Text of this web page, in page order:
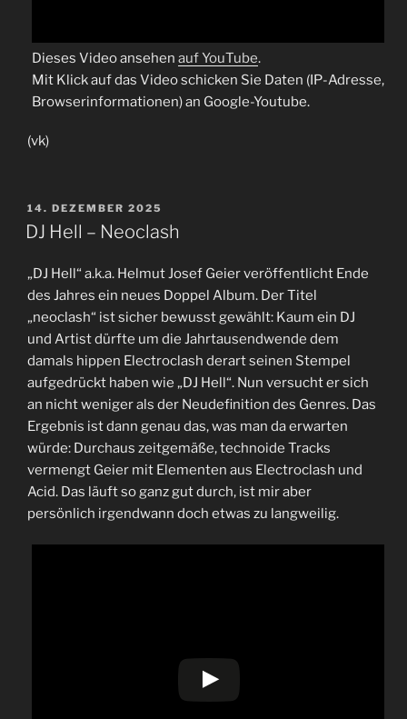
Dieses Video ansehen auf YouTube.
Mit Klick auf das Video schicken Sie Daten (IP-Adresse,
Browserinformationen) an Google-Youtube.
(vk)
VERÖFFENTLICHT
AM
14. DEZEMBER 2025
DJ Hell – Neoclash
„DJ Hell“ a.k.a. Helmut Josef Geier veröffentlicht Ende
des Jahres ein neues Doppel Album. Der Titel
„neoclash“ ist sicher bewusst gewählt: Kaum ein DJ
und Artist dürfte um die Jahrtausendwende dem
damals hippen Electroclash derart seinen Stempel
aufgedrückt haben wie „DJ Hell“. Nun versucht er sich
an nicht weniger als der Neudefinition des Genres. Das
Ergebnis ist dann genau das, was man da erwarten
würde: Durchaus zeitgemäße, technoide Tracks
vermengt Geier mit Elementen aus Electroclash und
Acid. Das läuft so ganz gut durch, ist mir aber
persönlich irgendwann doch etwas zu langweilig.